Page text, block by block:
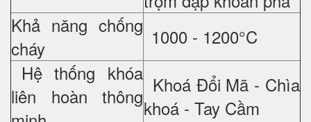
Khả năng chống
cháy
1000 - 1200°C
Hệ thống khóa
liên hoàn thông Khoá Đổi Mã - Chìa
khoá - Tay Cầm